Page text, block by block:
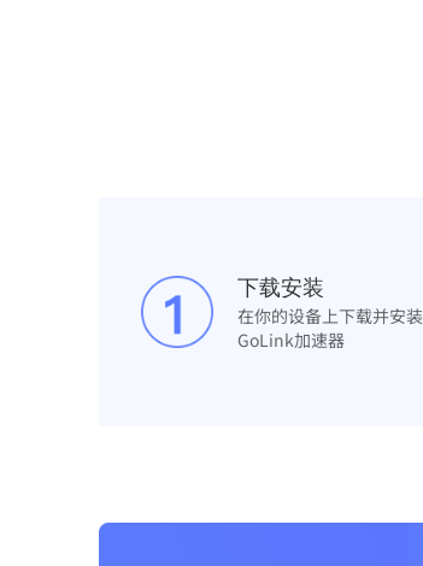
下载安装
在你的设备上下载并安装
GoLink加速器